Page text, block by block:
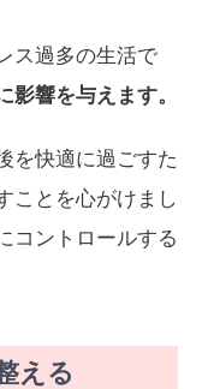
ス過多の生活で
影響を与えます。
を快適に過ごすた
ことを心がけまし
コントロールする
える